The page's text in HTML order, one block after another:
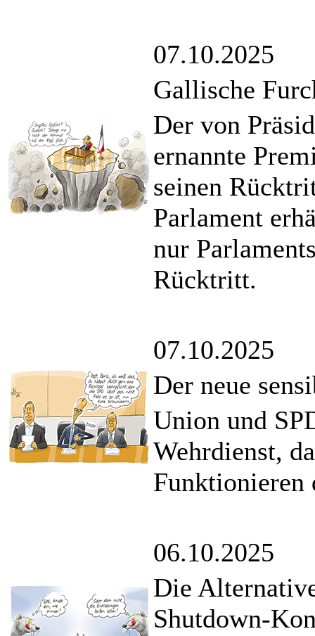
07.10.2025
Gallische
Der von
ernannte
seinen
Parlament
nur
Rücktritt.
07.10.2025
Der neue
Union und
Wehrdienst,
06.10.2025
Die
Shutdown-